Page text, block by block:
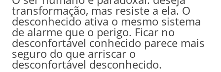
transformação, mas resiste a ela. O
desconhecido ativa o mesmo sistema
de alarme que o perigo. Ficar no
desconfortável conhecido parece mais
seguro do que arriscar o
desconfortável desconhecido.